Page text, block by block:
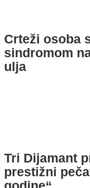
Crteži osoba
sindromom
ulja
Tri Dijamant
prestižni